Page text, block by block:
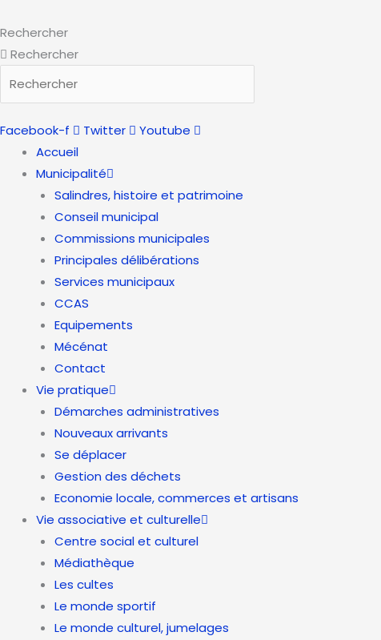
au
contenu
Rechercher
Rechercher
Facebook-f Twitter
Youtube
Accueil
Municipalité
Salindres, histoire et patrimoine
Conseil municipal
Commissions municipales
Principales délibérations
Services municipaux
CCAS
Equipements
Mécénat
Contact
Vie pratique
Démarches administratives
Nouveaux arrivants
Se déplacer
Gestion des déchets
Economie locale, commerces et artisans
Vie associative et culturelle
Centre social et culturel
Médiathèque
Les cultes
Le monde sportif
Le monde culturel, jumelages